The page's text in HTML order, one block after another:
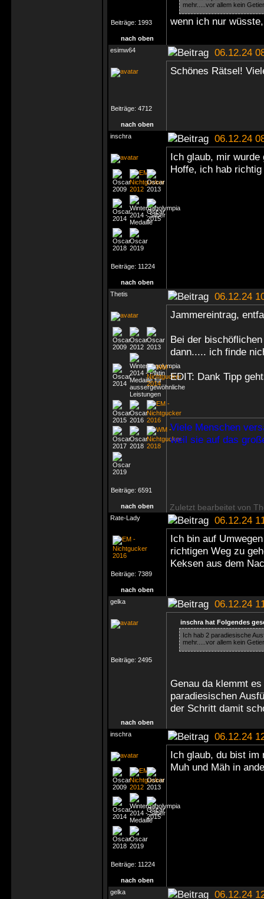
Beiträge: 1993
mehr.....vor allem kein
wenn ich nur
nach oben
esimw64
06.12.24
Beiträge: 4712
Schönes Rätsel!
nach oben
inschra
06.12.24
Beiträge: 11224
Ich glaub, mir
Hoffe, ich hab
nach oben
Thetis
06.12.24
Beiträge: 6591
Jammereintrag,
Bei der
dann..... ich finde
EDIT: Dank Tipp
Viele Menschen
weil sie auf das
nach oben Zuletzt bearbeitet von
Rate-Lady 06.12.24
Beiträge: 7389
Ich bin auf
richtigen Weg zu
Keksen aus dem
nach oben
gelka
06.12.24
Beiträge: 2495
inschra hat Folgendes
Ich hab 2 paradiesische
mehr.....vor allem kein
Genau da klemmt
paradiesischen
der Schritt damit
nach oben
inschra
06.12.24
Beiträge: 11224
Ich glaub, du bist im
Muh und Mäh in
nach oben
gelka
06.12.24